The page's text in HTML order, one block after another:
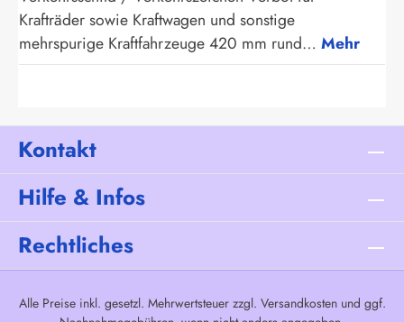
Krafträder sowie Kraftwagen und sonstige
mehrspurige Kraftfahrzeuge 420 mm rund… Mehr
Kontakt
Hilfe & Infos
Rechtliches
Alle Preise inkl. gesetzl. Mehrwertsteuer zzgl. Versandkostenund ggf.